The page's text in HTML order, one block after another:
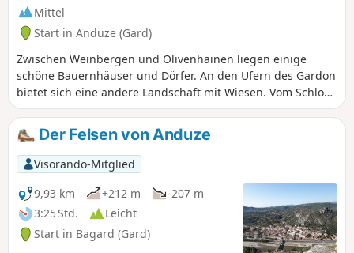
Mittel
Start in Anduze (Gard)
Zwischen Weinbergen und Olivenhainen liegen einige
schöne Bauernhäuser und Dörfer. An den Ufern des Gardon
bietet sich eine andere Landschaft mit Wiesen. Vom Schloss
sind nur noch die Mauern und die Aussicht übrig
geblieben. Ein Abschnitt führt auch hoch über das
Heideland.
Der Felsen von Anduze
Visorando-Mitglied
9,93 km
+212 m
-207 m
3:25 Std.
Leicht
Start in Bagard (Gard)